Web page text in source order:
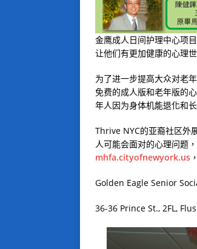
金鹰成人日间护理中心项
让他们有更加健康的心理世
为了进一步提高大众对老
免费的成人版和老年版的
年人因为身体机能退化和
Thrive NYC的亚裔社区外
人可能会面对的心理问题
mhfa.cityofnewyork.us
Golden Eagle Senior
36-36 Prince St., 2FL ,